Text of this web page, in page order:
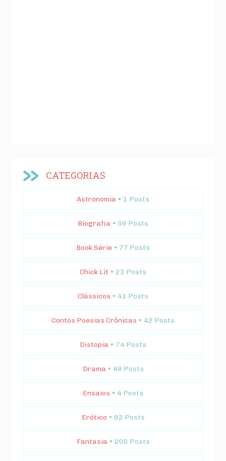
CATEGORIAS
Astronomia • 1 Posts
Biografia • 36 Posts
Book Série • 77 Posts
Chick Lit • 23 Posts
Clássicos • 41 Posts
Contos Poesias Crônicas • 42 Posts
Distopia • 74 Posts
Drama • 48 Posts
Ensaios • 4 Posts
Erótico • 92 Posts
Fantasia • 200 Posts